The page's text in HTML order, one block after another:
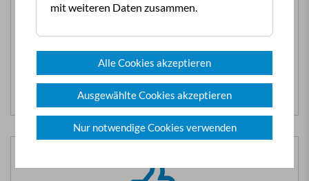
Sparen Sie beim großartigenPersonal Coaching für
Fahrtechnik,bei dem sich der Fahtechnik-Instruktor i
3 Einheiten à 50 Minuten nur Ihnen widmet!
Mitglieder des ÖCC und eine zweite Person (mit
eigenem Fahrzeug) zum unschlagbaren Vorteilspreis.
mit weiteren Daten zusammen.
Alle Cookies akzeptieren
Ausgewählte Cookies akzeptieren
Nur notwendige Cookies verwenden